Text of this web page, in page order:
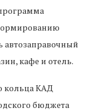
автозаправочный
кафе и отель.
кольца КАД
бюджета